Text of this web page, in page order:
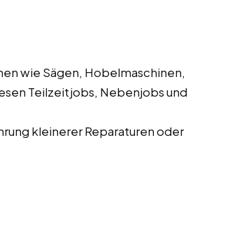
wie Sägen, Hobelmaschinen,
Teilzeitjobs, Nebenjobs und
kleinerer Reparaturen oder